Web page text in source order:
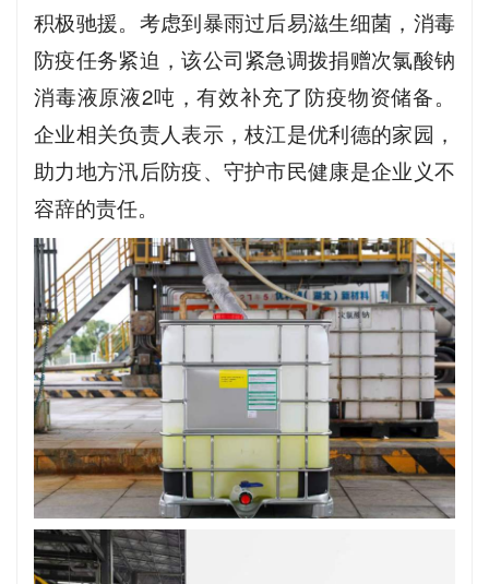
积极驰援。考虑到暴雨过后易滋生细菌，消毒
防疫任务紧迫，该公司紧急调拨捐赠次氯酸钠
消毒液原液2吨，有效补充了防疫物资储备。
企业相关负责人表示，枝江是优利德的家园，
助力地方汛后防疫、守护市民健康是企业义不
容辞的责任。